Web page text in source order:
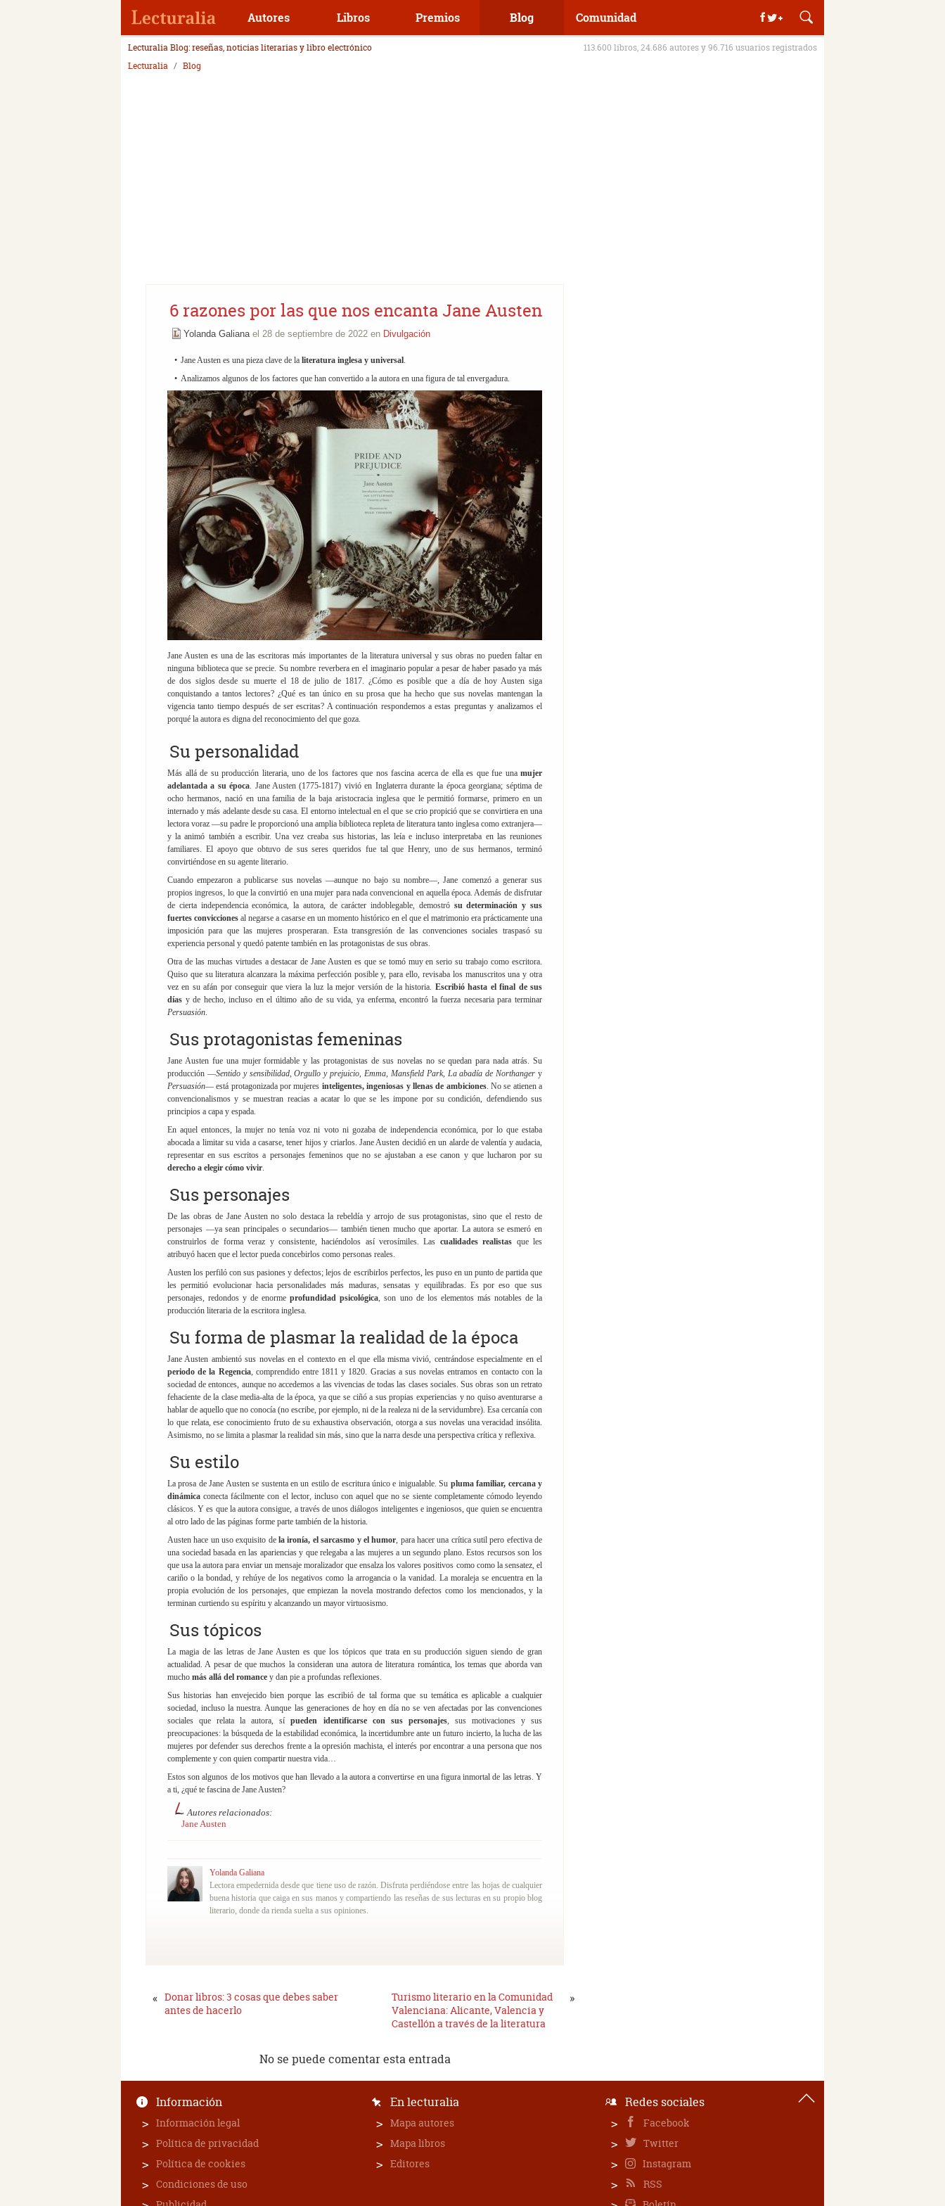
Autores Libros Premios Blog Comunidad
Lecturalia Blog: reseñas, noticias literarias y libro electrónico
113.600 libros, 24.686 autores y 96.716 usuarios registrados
Lecturalia
Blog
6 razones por las que nos encanta Jane Austen
Yolanda Galianael 28 de septiembre de 2022 en Divulgación
Jane Austen es una pieza clave de la literatura inglesa y universal.
Analizamos algunos de los factores que han convertido a la autora en una figura de tal envergadura.
Jane Austen es una de las escritoras más importantes de la literatura universal y sus obras no pueden faltar en
ninguna biblioteca que se precie. Su nombre reverbera en el imaginario popular a pesar de haber pasado ya más
de dos siglos desde su muerte el 18 de julio de 1817. ¿Cómo es posible que a día de hoy Austen siga
conquistando a tantos lectores? ¿Qué es tan único en su prosa que ha hecho que sus novelas mantengan la
vigencia tanto tiempo después de ser escritas? A continuación respondemos a estas preguntas y analizamos el
porqué la autora es digna del reconocimiento del que goza.
Su personalidad
Más allá de su producción literaria, uno de los factores que nos fascina acerca de ella es que fue una mujer
adelantada a su época. Jane Austen (1775-1817) vivió en Inglaterra durante la época georgiana; séptima de
ocho hermanos, nació en una familia de la baja aristocracia inglesa que le permitió formarse, primero en un
internado y más adelante desde su casa. El entorno intelectual en el que se crio propició que se convirtiera en una
lectora voraz —su padre le proporcionó una amplia biblioteca repleta de literatura tanto inglesa como extranjera—
y la animó también a escribir. Una vez creaba sus historias, las leía e incluso interpretaba en las reuniones
familiares. El apoyo que obtuvo de sus seres queridos fue tal que Henry, uno de sus hermanos, terminó
convirtiéndose en su agente literario.
Cuando empezaron a publicarse sus novelas —aunque no bajo su nombre—, Jane comenzó a generar sus
propios ingresos, lo que la convirtió en una mujer para nada convencional en aquella época. Además de disfrutar
de cierta independencia económica, la autora, de carácter indoblegable, demostró su determinación y sus
fuertes convicciones al negarse a casarse en un momento histórico en el que el matrimonio era prácticamente una
imposición para que las mujeres prosperaran. Esta transgresión de las convenciones sociales traspasó su
experiencia personal y quedó patente también en las protagonistas de sus obras.
Otra de las muchas virtudes a destacar de Jane Austen es que se tomó muy en serio su trabajo como escritora.
Quiso que su literatura alcanzara la máxima perfección posible y, para ello, revisaba los manuscritos una y otra
vez en su afán por conseguir que viera la luz la mejor versión de la historia. Escribió hasta el final de sus
días y de hecho, incluso en el último año de su vida, ya enferma, encontró la fuerza necesaria para terminar
Persuasión.
Sus protagonistas femeninas
Jane Austen fue una mujer formidable y las protagonistas de sus novelas no se quedan para nada atrás. Su
producción —Sentido y sensibilidad,Orgullo y prejuicio,Emma, Mansfield Park, La abadía de Northangery
Persuasión— está protagonizada por mujeres inteligentes, ingeniosas y llenas de ambiciones. No se atienen a
convencionalismos y se muestran reacias a acatar lo que se les impone por su condición, defendiendo sus
principios a capa y espada.
En aquel entonces, la mujer no tenía voz ni voto ni gozaba de independencia económica, por lo que estaba
abocada a limitar su vida a casarse, tener hijos y criarlos. Jane Austen decidió en un alarde de valentía y audacia,
representar en sus escritos a personajes femeninos que no se ajustaban a ese canon y que lucharon por su
derecho a elegir cómo vivir.
Sus personajes
De las obras de Jane Austen no solo destaca la rebeldía y arrojo de sus protagonistas, sino que el resto de
personajes —ya sean principales o secundarios— también tienen mucho que aportar. La autora se esmeró en
construirlos de forma veraz y consistente, haciéndolos así verosímiles. Las cualidades realistas que les
atribuyó hacen que el lector pueda concebirlos como personas reales.
Austen los perfiló con sus pasiones y defectos; lejos de escribirlos perfectos, les puso en un punto de partida que
les permitió evolucionar hacia personalidades más maduras, sensatas y equilibradas. Es por eso que sus
personajes, redondos y de enormeprofundidad psicológica, son uno de los elementos más notables de la
producción literaria de la escritora inglesa.
Su forma de plasmar la realidad de la época
Jane Austen ambientó sus novelas en el contexto en el que ella misma vivió, centrándose especialmente en el
periodo de la Regencia, comprendido entre 1811 y 1820. Gracias a sus novelas entramos en contacto con la
sociedad de entonces, aunque no accedemos a las vivencias de todas las clases sociales. Sus obras son un retrato
fehaciente de la clase media-alta de la época, ya que se ciñó a sus propias experiencias y no quiso aventurarse a
hablar de aquello que no conocía (no escribe, por ejemplo, ni de la realeza ni de la servidumbre). Esa cercanía con
lo que relata, ese conocimiento fruto de su exhaustiva observación, otorga a sus novelas una veracidad insólita.
Asimismo, no se limita a plasmar la realidad sin más, sino que la narra desde una perspectiva crítica y reflexiva.
Su estilo
La prosa de Jane Austen se sustenta en un estilo de escritura único e inigualable. Su pluma familiar, cercana y
dinámica conecta fácilmente con el lector, incluso con aquel que no se siente completamente cómodo leyendo
clásicos. Y es que la autora consigue, a través de unos diálogos inteligentes e ingeniosos, que quien se encuentra
al otro lado de las páginas forme parte también de la historia.
Austen hace un uso exquisito dela ironía, el sarcasmo y el humor, para hacer una crítica sutil pero efectiva de
una sociedad basada en las apariencias y que relegaba a las mujeres a un segundo plano. Estos recursos son los
que usa la autora para enviar un mensaje moralizador que ensalza los valores positivos como como la sensatez, el
cariño o la bondad, y rehúye de los negativos como la arrogancia o la vanidad. La moraleja se encuentra en la
propia evolución de los personajes, que empiezan la novela mostrando defectos como los mencionados, y la
terminan curtiendo su espíritu y alcanzando un mayor virtuosismo.
Sus tópicos
La magia de las letras de Jane Austen es que los tópicos que trata en su producción siguen siendo de gran
actualidad. A pesar de que muchos la consideran una autora de literatura romántica, los temas que aborda van
mucho más allá del romance y dan pie a profundas reflexiones.
Sus historias han envejecido bien porque las escribió de tal forma que su temática es aplicable a cualquier
sociedad, incluso la nuestra. Aunque las generaciones de hoy en día no se ven afectadas por las convenciones
sociales que relata la autora, sípueden identificarse con sus personajes, sus motivaciones y sus
preocupaciones: la búsqueda de la estabilidad económica, la incertidumbre ante un futuro incierto, la lucha de las
mujeres por defender sus derechos frente a la opresión machista, el interés por encontrar a una persona que nos
complemente y con quien compartir nuestra vida…
Estos son algunos de los motivos que han llevado a la autora a convertirse en una figura inmortal de las letras. Y
a ti, ¿qué te fascina de Jane Austen?
Autores relacionados:
Jane Austen
Yolanda Galiana
Lectora empedernida desde que tiene uso de razón. Disfruta perdiéndose entre las hojas de cualquier
buena historia que caiga en sus manos y compartiendo las reseñas de sus lecturas en su propio blog
literario, donde da rienda suelta a sus opiniones.
« Donar libros: 3 cosas que debes saber
antes de hacerlo
Turismo literario en la Comunidad
Valenciana: Alicante, Valencia y
Castellón a través de la literatura
»
No se puede comentar esta entrada
Información
Información legal
Política de privacidad
Política de cookies
Condiciones de uso
En lecturalia
Mapa autores
Mapa libros
Editores
Redes sociales
Facebook
Twitter
Instagram
RSS